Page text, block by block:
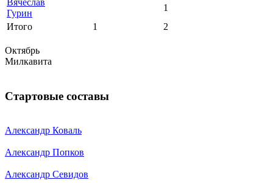
Гурин
1
Итого
1 2
Октябрь
Милкавита
Стартовые составы
Александр Коваль
Александр Попков
Александр Севидов